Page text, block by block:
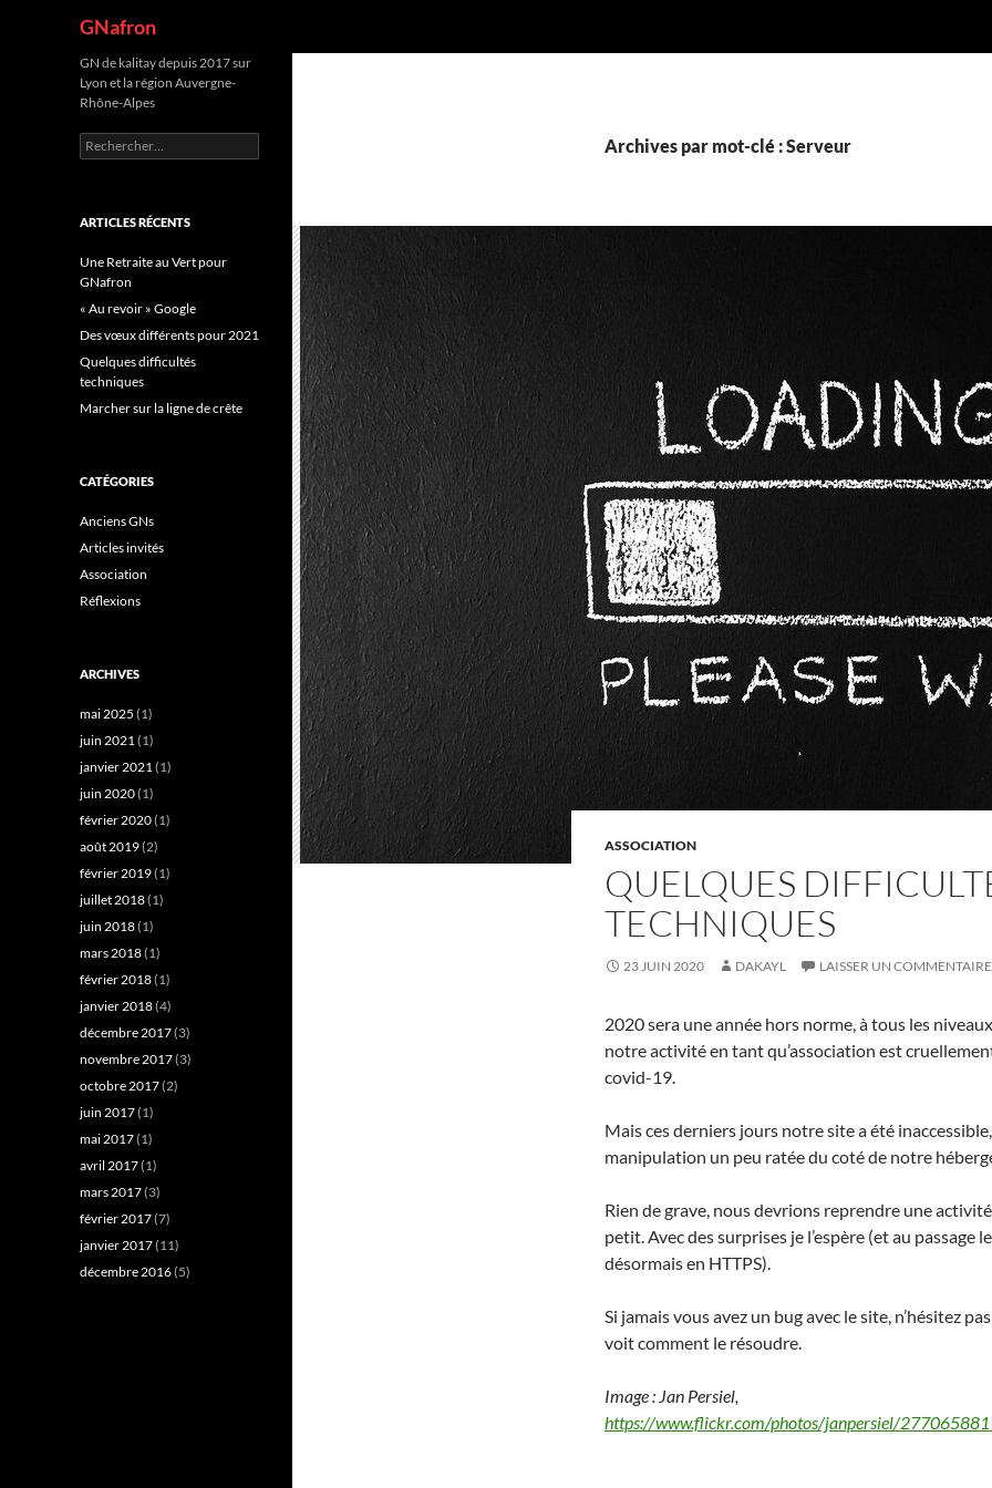
GNafron
Archives par mot-clé : Serveur
ASSOCIATION
QUELQUES
TECHNIQUES
23 JUIN 2020 DAKAYL LAISSER UN COMMENTAIRE
2020 sera une année hors norme, à tous les
notre activité en tant qu’association est
covid-19.
Mais ces derniers jours notre site a été
manipulation un peu ratée du coté de notre
Rien de grave, nous devrions reprendre une
petit. Avec des surprises je l’espère (et au passage
désormais en HTTPS).
Si jamais vous avez un bug avec le site, n’hésitez
voit comment le résoudre.
Image : Jan Persiel,
https://www.flickr.com/photos/janpersiel/
GN de kalitay depuis 2017 sur
Lyon et la région Auvergne-
Rhône-Alpes
Rechercher :
ARTICLES RÉCENTS
Une Retraite au Vert pour
GNafron
« Au revoir » Google
Des vœux différents pour 2021
Quelques difficultés
techniques
Marcher sur la ligne de crête
CATÉGORIES
Anciens GNs
Articles invités
Association
Réflexions
ARCHIVES
mai 2025 (1)
juin 2021(1)
janvier 2021(1)
juin 2020(1)
février 2020(1)
août 2019(2)
février 2019(1)
juillet 2018(1)
juin 2018(1)
mars 2018(1)
février 2018(1)
janvier 2018(4)
décembre 2017(3)
novembre 2017(3)
octobre 2017(2)
juin 2017(1)
mai 2017(1)
avril 2017(1)
mars 2017(3)
février 2017(7)
janvier 2017(11)
décembre 2016(5)